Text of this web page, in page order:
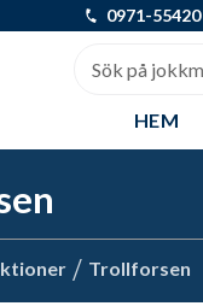
0971-55420
HEM
Trollforsen